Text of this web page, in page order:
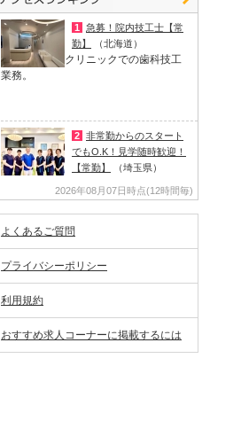
1
急募！院内技工士【常
勤】
（北海道）
クリニックでの歯科技工
業務。
2 非常勤からのスタート
でもO.K！見学随時歓迎！
【常勤】
（埼玉県）
2026年08月07日時点(12時間毎)
よくあるご質問
プライバシーポリシー
利用規約
おすすめ求人コーナーに掲載するには